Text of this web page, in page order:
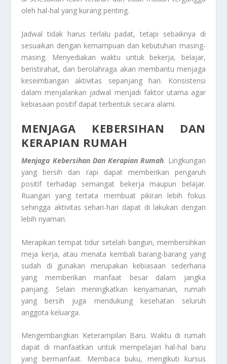
oleh hal-hal yang kurang penting.
Jadwal tidak harus terlalu padat, tetapi sebaiknya di
sesuaikan dengan kemampuan dan kebutuhan masing-
masing. Menyediakan waktu untuk bekerja, belajar,
beristirahat, dan berolahraga akan membantu menjaga
keseimbangan aktivitas sepanjang hari. Konsistensi
dalam menjalankan jadwal menjadi faktor utama agar
kebiasaan positif dapat terbentuk secara alami.
MENJAGA KEBERSIHAN DAN
KERAPIAN RUMAH
Menjaga Kebersihan Dan Kerapian Rumah. Lingkungan
yang bersih dan rapi dapat memberikan pengaruh
positif terhadap semangat bekerja maupun belajar.
Ruangan yang tertata membuat pikiran lebih fokus
sehingga aktivitas sehari-hari dapat di lakukan dengan
lebih nyaman.
Merapikan tempat tidur setelah bangun, membersihkan
meja kerja, atau menata kembali barang-barang yang
sudah di gunakan merupakan kebiasaan sederhana
yang memberikan manfaat besar dalam jangka
panjang. Selain meningkatkan kenyamanan, rumah
yang bersih juga mendukung kesehatan seluruh
anggota keluarga.
Mengembangkan Keterampilan Baru. Waktu di rumah
dapat di manfaatkan untuk mempelajari hal-hal baru
yang bermanfaat. Membaca buku, mengikuti kursus